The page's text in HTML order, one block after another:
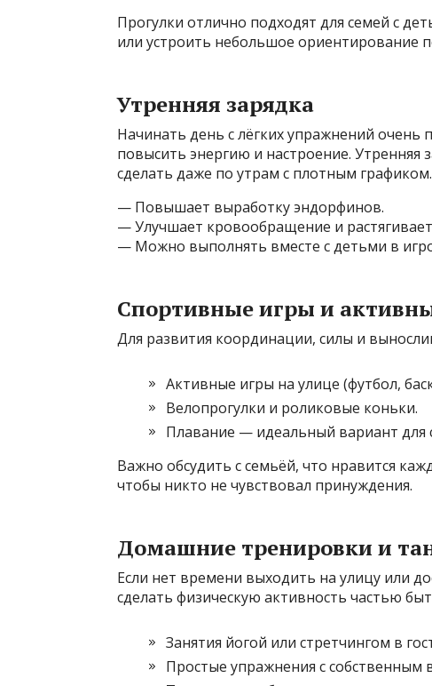
Прогулки отлично подходят для семей с
или устроить небольшое ориентирование
Утренняя зарядка
Начинать день с лёгких упражнений очень
повысить энергию и настроение. Утренняя
сделать даже по утрам с плотным графиком.
— Повышает выработку эндорфинов.
— Улучшает кровообращение и
— Можно выполнять вместе с детьми в
Спортивные игры и
Для развития координации, силы и
Активные игры на улице (футбол,
Велопрогулки и роликовые коньки.
Плавание — идеальный вариант для
Важно обсудить с семьёй, что нравится
чтобы никто не чувствовал принуждения.
Домашние тренировки и
Если нет времени выходить на улицу или
сделать физическую активность частью
Занятия йогой или стретчингом в
Простые упражнения с собственным